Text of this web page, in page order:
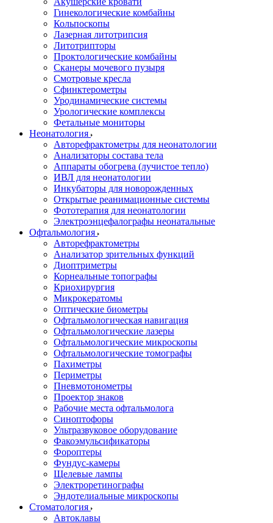
Гинекологические комбайны
Кольпоскопы
Лазерная литотрипсия
Литотрипторы
Проктологические комбайны
Сканеры мочевого пузыря
Смотровые кресла
Сфинктерометры
Уродинамические системы
Урологические комплексы
Фетальные мониторы
Неонатология
Авторефрактометры для неонатологии
Анализаторы состава тела
Аппараты обогрева (лучистое тепло)
ИВЛ для неонатологии
Инкубаторы для новорожденных
Открытые реанимационные системы
Фототерапия для неонатологии
Электроэнцефалографы неонатальные
Офтальмология
Авторефрактометры
Анализатор зрительных функций
Диоптриметры
Корнеальные топографы
Криохирургия
Микрокератомы
Оптические биометры
Офтальмологическая навигация
Офтальмологические лазеры
Офтальмологические микроскопы
Офтальмологические томографы
Пахиметры
Периметры
Пневмотонометры
Проектор знаков
Рабочие места офтальмолога
Синоптофоры
Ультразвуковое оборудование
Факоэмульсификаторы
Фороптеры
Фундус-камеры
Щелевые лампы
Электроретинографы
Эндотелиальные микроскопы
Стоматология
Автоклавы